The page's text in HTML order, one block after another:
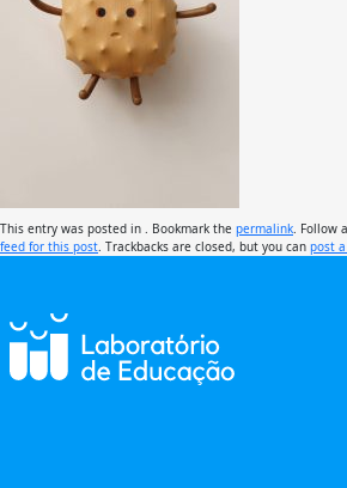
This entry was posted in . Bookmark the permalink .
feed for this post . Trackbacks are closed, but you can post